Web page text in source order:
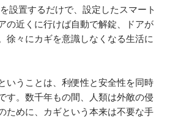
設置するだけで、設定したスマート
の近くに行けば自動で解錠、ドアが
徐々にカギを意識しなくなる生活に
いうことは、利便性と安全性を同時
す。数千年もの間、人類は外敵の侵
ために、カギという本来は不要な手